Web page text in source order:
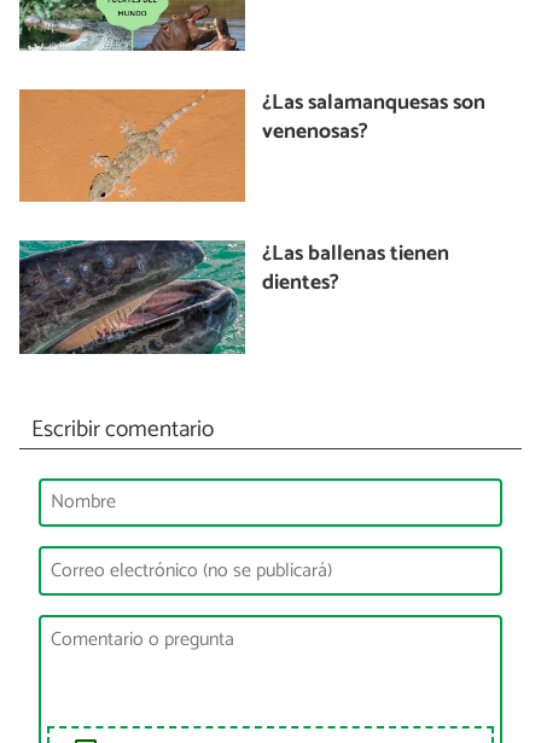
¿Las salamanquesas son
venenosas?
¿Las ballenas tienen
dientes?
Escribir comentario